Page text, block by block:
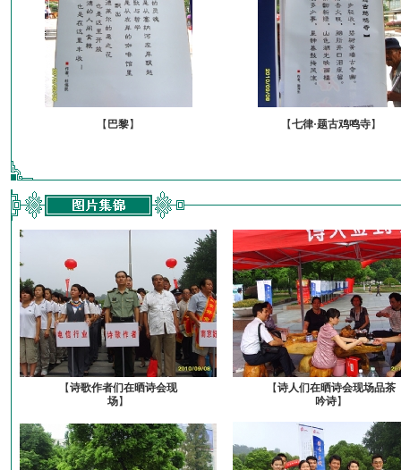
【 巴黎】 【七律·题古鸡鸣寺】
【诗歌作者们在晒诗会现
场】
【诗人们在晒诗会现场品茶
吟诗】